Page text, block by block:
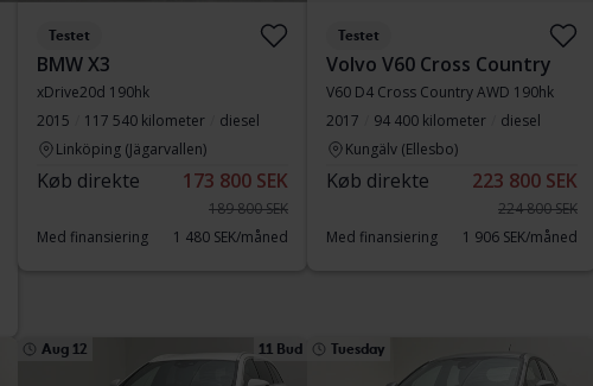
Testet
BMW X3
xDrive20d 190hk
2015
117 540 kilometer
diesel
Linköping (Jägarvallen)
Køb direkte 173 800 SEK
189 800 SEK
Med finansiering
1 480 SEK/måned
Testet
Volvo V60 Cross Country
V60 D4 Cross Country AWD 190hk
2017
94 400 kilometer
diesel
Kungälv (Ellesbo)
Køb direkte 223 800 SEK
224 800 SEK
Med finansiering
1 906 SEK/måned
Aug 12 11 Bud Tuesday